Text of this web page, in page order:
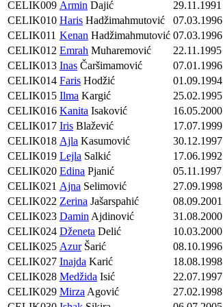
CELIK009 Armin Dajić 29.11.1991
CELIK010 Haris Hadžimahmutović 07.03.1996
CELIK011 Kenan Hadžimahmutović 07.03.1996
CELIK012 Emrah Muharemović 22.11.1995
CELIK013 Inas Čaršimamović 07.01.1996
CELIK014 Faris Hodžić 01.09.1994
CELIK015 Ilma Kargić 25.02.1995
CELIK016 Kanita Isaković 16.05.2000
CELIK017 Iris Blažević 17.07.1999
CELIK018 Ajla Kasumović 30.12.1997
CELIK019 Lejla Salkić 17.06.1992
CELIK020 Edina Pjanić 05.11.1997
CELIK021 Ajna Selimović 27.09.1998
CELIK022 Zerina Jašarspahić 08.09.2001
CELIK023 Damin Ajdinović 31.08.2000
CELIK024 Dženeta Delić 10.03.2000
CELIK025 AzurŠarić 08.10.1996
CELIK027 Inajda Karić 18.08.1998
CELIK028 Medžida Isić 22.07.1997
CELIK029 Mirza Agović 27.02.1998